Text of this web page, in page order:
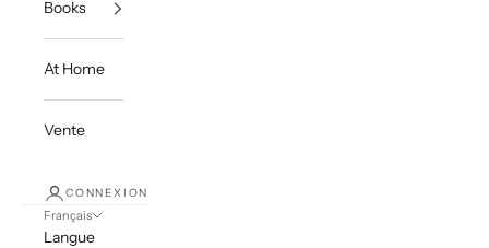
Books
At Home
Vente
CONNEXION
Français
Langue